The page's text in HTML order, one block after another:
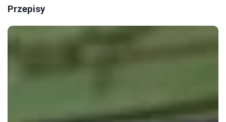
Przepisy